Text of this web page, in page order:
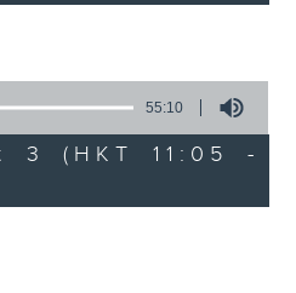
55:10
3 (HKT 11:05 -